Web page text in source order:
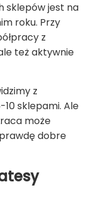
sklepów jest na
roku. Przy
z
też aktywnie
z
sklepami. Ale
może
dobre